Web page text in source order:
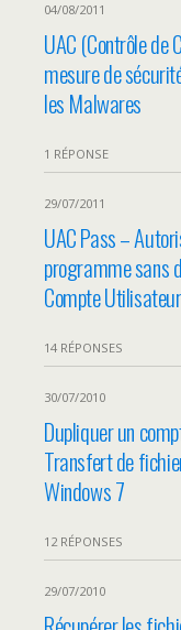
04/08/2011
UAC (Contrôle de
mesure de
les Malwares
1 RÉPONSE
29/07/2011
UAC Pass –
programme sans
Compte Utilisateur
14 RÉPONSES
30/07/2010
Dupliquer un
Transfert de
Windows 7
12 RÉPONSES
29/07/2010